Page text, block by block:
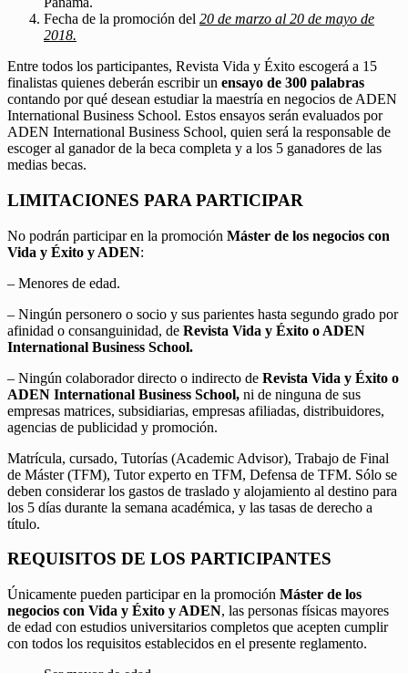
Fecha de la promoción del 20 de marzo al 20 de mayo de
2018.
Entre todos los participantes, Revista Vida y Éxito escogerá a 15
finalistas quienes deberán escribir un ensayo de 300 palabras
contando por qué desean estudiar la maestría en negocios de ADEN
International Business School. Estos ensayos serán evaluados por
ADEN International Business School, quien será la responsable de
escoger al ganador de la beca completa y a los 5 ganadores de las
medias becas.
LIMITACIONES PARA PARTICIPAR
No podrán participar en la promoción Máster de los negocios con
Vida y Éxito y ADEN:
– Menores de edad.
– Ningún personero o socio y sus parientes hasta segundo grado por
afinidad o consanguinidad, de Revista Vida y Éxito o ADEN
International Business School.
– Ningún colaborador directo o indirecto de Revista Vida y Éxito o
ADEN International Business School, ni de ninguna de sus
empresas matrices, subsidiarias, empresas afiliadas, distribuidores,
agencias de publicidad y promoción.
Matrícula, cursado, Tutorías (Academic Advisor), Trabajo de Final
de Máster (TFM), Tutor experto en TFM, Defensa de TFM. Sólo se
deben considerar los gastos de traslado y alojamiento al destino para
los 5 días durante la semana académica, y las tasas de derecho a
título.
REQUISITOS DE LOS PARTICIPANTES
Únicamente pueden participar en la promoción Máster de los
negocios con Vida y Éxito y ADEN, las personas físicas mayores
de edad con estudios universitarios completos que acepten cumplir
con todos los requisitos establecidos en el presente reglamento.